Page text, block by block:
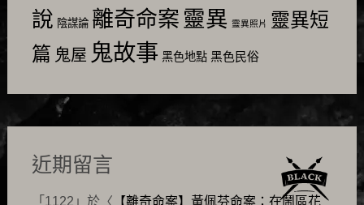
說 陰謀論 離奇命案 靈異 靈異照片 靈異短
篇 鬼屋 鬼故事 黑色地點 黑色民俗
近期留言
「 1122 」於〈 【離奇命案】黃佩芬命案：在鬧區花